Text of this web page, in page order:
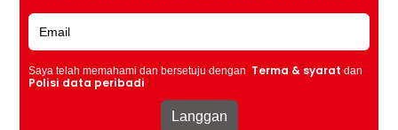
Saya telah memahami dan bersetuju dengan Terma & syarat dan
Polisi data peribadi